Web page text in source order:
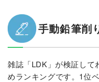
手動鉛筆削
雑誌「LDK」が検証して
めランキングです。1位